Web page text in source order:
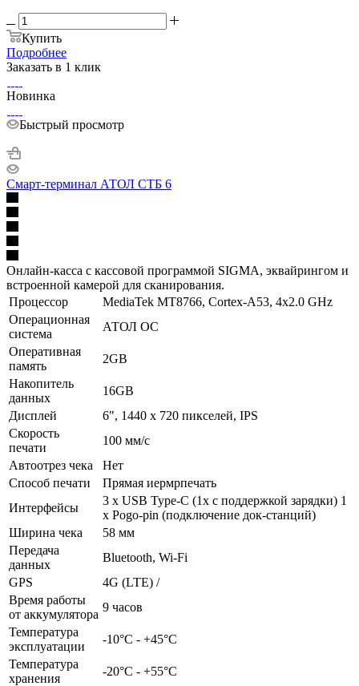
Купить
Подробнее
Заказать в 1 клик
Новинка
Быстрый просмотр
Смарт-терминал АТОЛ СТБ 6
Онлайн-касса с кассовой программой SIGMA, эквайрингом и
встроенной камерой для сканирования.
Процессор
MediaTek MT8766, Cortex-A53, 4x2.0 GHz
Операционная
система
АТОЛ ОС
Оперативная
память
2GB
Накопитель
данных
16GB
Дисплей
6", 1440 x 720 пикселей, IPS
Скорость
печати
100 мм/с
Автоотрез чека
Нет
Способ печати
Прямая иермрпечать
Интерфейсы
3 x USB Type-C (1x с поддержкой зарядки) 1
x Pogo-pin (подключение док-станций)
Ширина чека
58 мм
Передача
данных
Bluetooth, Wi-Fi
GPS
4G (LTE) /
Время работы
от аккумулятора
9 часов
Температура
эксплуатации
-10°С - +45°С
Температура
хранения
-20°С - +55°С